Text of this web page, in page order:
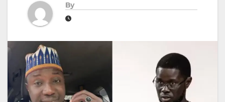
By